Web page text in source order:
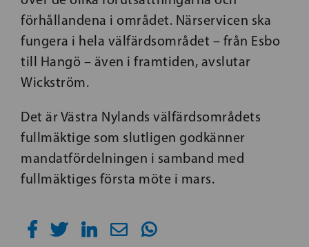
förhållandena i området. Närservicen ska
fungera i hela välfärdsområdet – från Esbo
till Hangö – även i framtiden, avslutar
Wickström.
Det är Västra Nylands välfärdsområdets
fullmäktige som slutligen godkänner
mandatfördelningen i samband med
fullmäktiges första möte i mars.